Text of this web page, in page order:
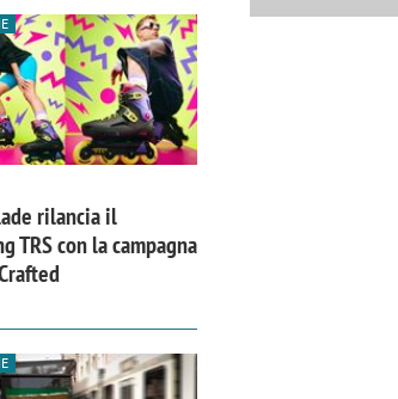
rilancia il
TRS con la campagna